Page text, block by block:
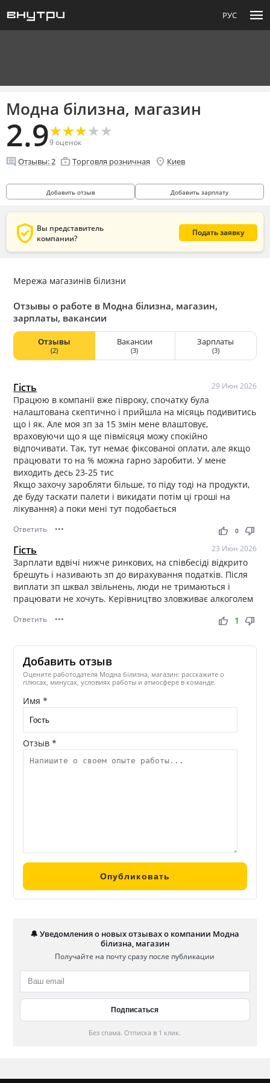
РУС menu
Модна білизна, магазин
2.9★
★★
★★
★★
★★
★
9оценок
comment Отзывы:2 enterprise Торговля розничная location_on Киев
Добавить отзыв Добавить зарплату
verified_user Вы представитель
компании?
Подать заявку
Мережа магазинів білизни
Отзывы о работе в Модна білизна, магазин,
зарплаты, вакансии
Отзывы
(2)
Вакансии
(3)
Зарплаты
(3)
Гість 29 Июн 2026
Працюю в компанії вже півроку, спочатку була
налаштована скептично і прийшла на місяць подивитись
що і як. Але моя зп за 15 змін мене влаштовує,
враховуючи що я ще півмісяця можу спокійно
відпочивати. Так, тут немає фіксованої оплати, але якщо
працювати то на % можна гарно заробити. У мене
виходить десь 23-25 тис
Якщо захочу заробляти більше, то піду тоді на продукти,
де буду таскати палети і викидати потім ці гроші на
лікування) а поки мені тут подобається
Ответить ••• thumb_up thumb_down
0
Гість 23 Июн 2026
Зарплати вдвічі нижче ринкових, на співбесіді відкрито
брешуть і називають зп до вирахування податків. Після
виплати зп шквал звільнень, люди не тримаються і
працювати не хочуть. Керівництво зловживає алкоголем
Ответить ••• thumb_up thumb_down
1
Добавить отзыв
Оцените работодателя Модна білизна, магазин: расскажите о
плюсах, минусах, условиях работы и атмосфере в команде.
Имя *
Отзыв *
🔔 Уведомления о новых отзывах о компании Модна
білизна, магазин
Получайте на почту сразу после публикации
Без спама. Отписка в 1 клик.